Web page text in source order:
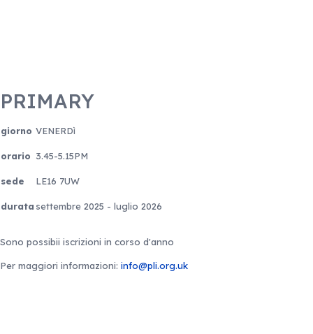
PRIMARY
giorno VENERDì
orario 3.45-5.15PM
sede LE16 7UW
durata settembre 2025 - luglio 2026
Sono possibii iscrizioni in corso d'anno
Per maggiori informazioni: info@pli.org.uk